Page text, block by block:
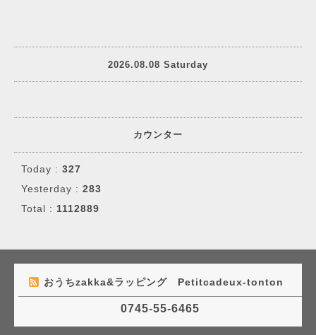
2026.08.08 Saturday
カウンター
Today : 327
Yesterday : 283
Total : 1112889
おうちzakka&ラッピング Petitcadeux-tonton
0745-55-6465